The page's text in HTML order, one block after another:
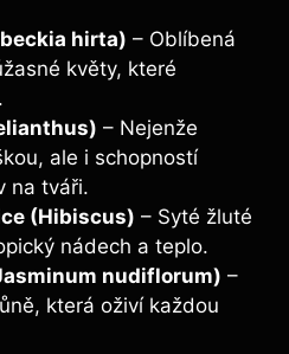
hirta) – Oblíbená
květy, které
– Nejenže
ale i schopností
na tváři.
(Hibiscus) – Syté žluté
nádech a teplo.
nudiflorum) –
která oživí každou